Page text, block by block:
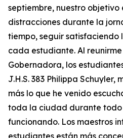
septiembre, nuestro
distracciones durante la
tiempo, seguir satisfaciendo
cada estudiante. Al
Gobernadora, los
J.H.S. 383 Philippa Schuyler,
más lo que he venido
toda la ciudad durante todo
funcionando. Los maestros
estudiantes están más